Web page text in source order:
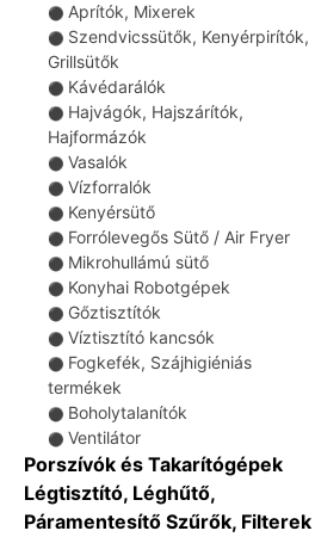
⚫ Aprítók, Mixerek
⚫ Szendvicssütők, Kenyérpirítók,
Grillsütők
⚫ Kávédarálók
⚫ Hajvágók, Hajszárítók,
Hajformázók
⚫ Vasalók
⚫ Vízforralók
⚫ Kenyérsütő
⚫ Forrólevegős Sütő / Air Fryer
⚫ Mikrohullámú sütő
⚫ Konyhai Robotgépek
⚫ Gőztisztítók
⚫ Víztisztító kancsók
⚫ Fogkefék, Szájhigiéniás
termékek
⚫ Boholytalanítók
⚫ Ventilátor
Porszívók és Takarítógépek
Légtisztító, Léghűtő,
Páramentesítő Szűrők, Filterek